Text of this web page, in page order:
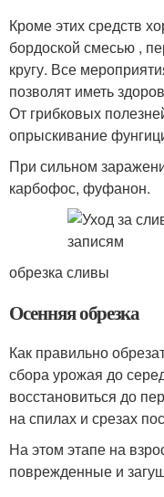
Кроме этих средств
бордоской смесью ,
кругу. Все
позволят иметь
От грибковых
опрыскивание
При сильном
карбофос, фуфанон.
обрезка сливы
Осенняя обрезка
Как правильно
сбора урожая до
восстановиться до
на спилах и срезах
На этом этапе на
поврежденные и